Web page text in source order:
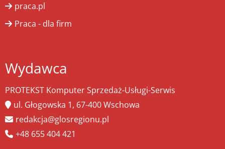
praca.pl
Praca - dla firm
Wydawca
PROTEKST Komputer Sprzedaż-Usługi-Serwis
ul. Głogowska 1, 67-400 Wschowa
redakcja@glosregionu.pl
+48 655 404 421